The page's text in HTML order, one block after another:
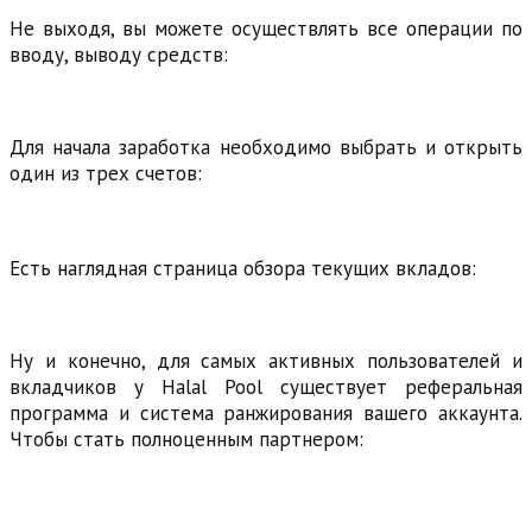
Не выходя, вы можете осуществлять все операции по
вводу, выводу средств:
Для начала заработка необходимо выбрать и открыть
один из трех счетов:
Есть наглядная страница обзора текущих вкладов:
Ну и конечно, для самых активных пользователей и
вкладчиков у Halal Pool существует реферальная
программа и система ранжирования вашего аккаунта.
Чтобы стать полноценным партнером: